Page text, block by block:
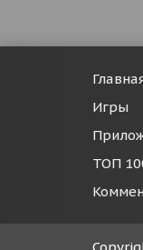
Игры
ТОП